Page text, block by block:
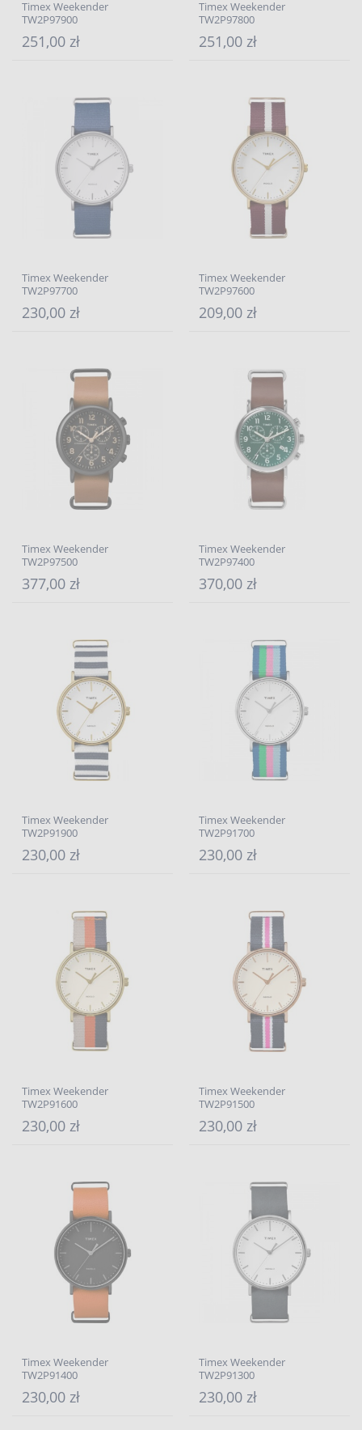
Timex Weekender
TW2P97900
251,00 zł
Timex Weekender
TW2P97800
251,00 zł
Timex Weekender
TW2P97700
230,00 zł
Timex Weekender
TW2P97600
209,00 zł
Timex Weekender
TW2P97500
377,00 zł
Timex Weekender
TW2P97400
370,00 zł
Timex Weekender
TW2P91900
230,00 zł
Timex Weekender
TW2P91700
230,00 zł
Timex Weekender
TW2P91600
230,00 zł
Timex Weekender
TW2P91500
230,00 zł
Timex Weekender
TW2P91400
230,00 zł
Timex Weekender
TW2P91300
230,00 zł